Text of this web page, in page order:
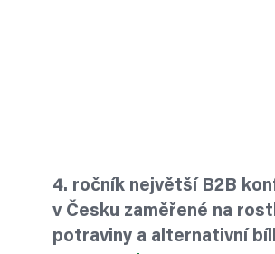
4. ročník největší B2B
v Česku zaměřené na
potraviny a alternativní